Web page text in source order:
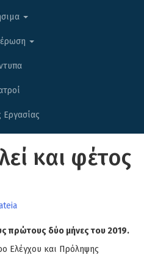
Εργασίας
και φέτος
πρώτους δύο μήνες του 2019.
Ελέγχου και Πρόληψης